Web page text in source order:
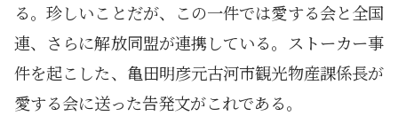
る。珍しいことだが、この一件では愛する会と全国
連、さらに解放同盟が連携している。ストーカー事
件を起こした、亀田明彦元古河市観光物産課係長が
愛する会に送った告発文がこれである。